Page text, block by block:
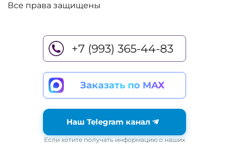
Все права защищены
+7 (993) 365-44-83
Заказать по MAX
Наш Telegram канал
Если хотите получать информацию о наших